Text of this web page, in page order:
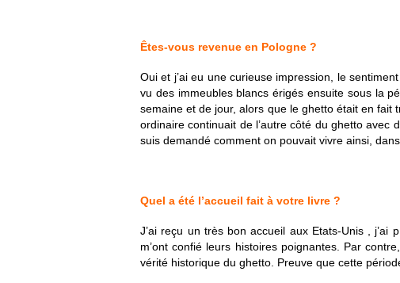
Êtes-vous revenue en Pologne ?
Oui et j’ai eu une curieuse impression, le
vu des immeubles blancs érigés ensuite sous la
semaine et de jour, alors que le ghetto était en fait
ordinaire continuait de l’autre côté du ghetto avec
suis demandé comment on pouvait vivre ainsi,
Quel a été l’accueil fait à votre livre ?
J’ai reçu un très bon accueil aux Etats-Unis , j’ai
m’ont confié leurs histoires poignantes. Par
vérité historique du ghetto. Preuve que cette